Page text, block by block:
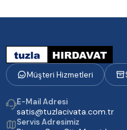
Müşteri Hizmetleri
E-Mail Adresi
satis@tuzlacivata.com.tr
Servis Adresimiz